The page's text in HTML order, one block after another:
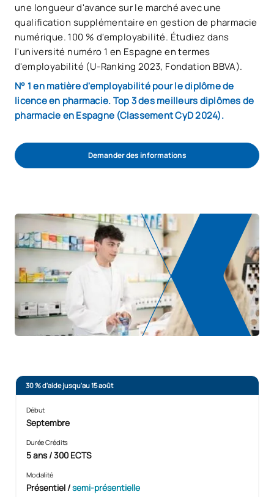
une longueur d'avance sur le marché avec une
qualification supplémentaire en gestion de pharmacie
numérique. 100 % d'employabilité. Étudiez dans
l'université numéro 1 en Espagne en termes
d'employabilité (U-Ranking 2023, Fondation BBVA).
N° 1 en matière d'employabilité pour le diplôme de
licence en pharmacie. Top 3 des meilleurs diplômes de
pharmacie en Espagne (Classement CyD 2024).
Demander des informations
30 % d'aide jusqu'au 15 août
Début
Septembre
Durée Crédits
5 ans / 300 ECTS
Modalité
Présentiel/semi-présentielle